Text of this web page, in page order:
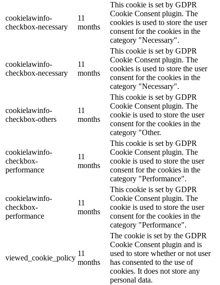
cookielawinfo-
checkbox-necessary
11
months
This cookie is set by GDPR
Cookie Consent plugin. The
cookies is used to store the user
consent for the cookies in the
category "Necessary".
cookielawinfo-
checkbox-necessary
11
months
This cookie is set by GDPR
Cookie Consent plugin. The
cookies is used to store the user
consent for the cookies in the
category "Necessary".
cookielawinfo-
checkbox-others
11
months
This cookie is set by GDPR
Cookie Consent plugin. The
cookie is used to store the user
consent for the cookies in the
category "Other.
cookielawinfo-
checkbox-
performance
11
months
This cookie is set by GDPR
Cookie Consent plugin. The
cookie is used to store the user
consent for the cookies in the
category "Performance".
cookielawinfo-
checkbox-
performance
11
months
This cookie is set by GDPR
Cookie Consent plugin. The
cookie is used to store the user
consent for the cookies in the
category "Performance".
viewed_cookie_policy
11
months
The cookie is set by the GDPR
Cookie Consent plugin and is
used to store whether or not user
has consented to the use of
cookies. It does not store any
personal data.